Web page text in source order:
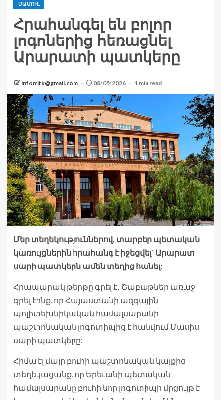
ՄԱՄՈՒԼ
Հրահանգել են բոլոր
լոգոներից հեռացնել
Արարատի պատկերը
infomitk@gmail.com 08/05/2026 1 min read
Մեր տեղեկություններով, տարբեր պետական
կառույցներին հրահանգ է իջեցվել` Արարատ
սարի պատկերն ամեն տեղից հանել:
Հրապարակ թերթը գրել է․ Շաբաթներ առաջ
գրել էինք, որ Հայաստանի ազգային
պոլիտեխնիկական համալսարանի
պաշտոնական լոգոտիպից է հանվում Մասիս
սարի պատկերը:
Հիմա էլ մայր բուհի պաշտոնական կայքից
տեղեկացանք, որ Երեւանի պետական
համալսարանը բուհի նոր լոգոտիպի մրցույթ է